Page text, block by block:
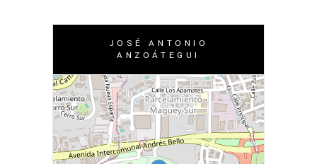
JOSÉ ANTONIO
ANZOÁTEGUI